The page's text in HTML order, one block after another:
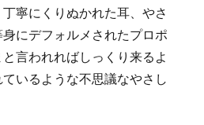
寧にくりぬかれた耳、やさ
にデフォルメされたプロポ
言われればしっくり来るよ
いるような不思議なやさし